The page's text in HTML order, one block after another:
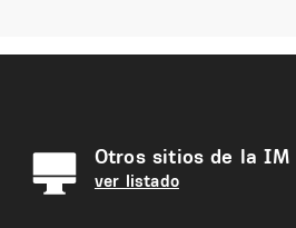
Otros sitios de la IM
ver listado